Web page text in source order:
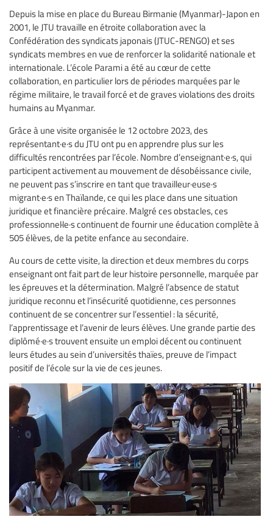
Depuis la mise en place du Bureau Birmanie (Myanmar)-Japon en
2001, le JTU travaille en étroite collaboration avec la
Confédération des syndicats japonais (JTUC-RENGO) et ses
syndicats membres en vue de renforcer la solidarité nationale et
internationale. L’école Parami a été au cœur de cette
collaboration, en particulier lors de périodes marquées par le
régime militaire, le travail forcé et de graves violations des droits
humains au Myanmar.
Grâce à une visite organisée le 12 octobre 2023, des
représentant·e·s du JTU ont pu en apprendre plus sur les
difficultés rencontrées par l’école. Nombre d’enseignant·e·s, qui
participent activement au mouvement de désobéissance civile,
ne peuvent pas s’inscrire en tant que travailleur·euse·s
migrant·e·s en Thaïlande, ce qui les place dans une situation
juridique et financière précaire. Malgré ces obstacles, ces
professionnel·le·s continuent de fournir une éducation complète à
505 élèves, de la petite enfance au secondaire.
Au cours de cette visite, la direction et deux membres du corps
enseignant ont fait part de leur histoire personnelle, marquée par
les épreuves et la détermination. Malgré l’absence de statut
juridique reconnu et l’insécurité quotidienne, ces personnes
continuent de se concentrer sur l’essentiel : la sécurité,
l’apprentissage et l’avenir de leurs élèves. Une grande partie des
diplômé·e·s trouvent ensuite un emploi décent ou continuent
leurs études au sein d’universités thaïes, preuve de l’impact
positif de l’école sur la vie de ces jeunes.